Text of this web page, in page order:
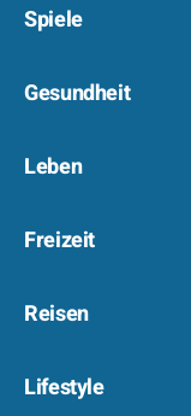
Spiele
Gesundheit
Leben
Freizeit
Reisen
Lifestyle